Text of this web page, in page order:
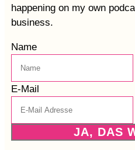
happening on my own
business.
Name
E-Mail
JA, DAS